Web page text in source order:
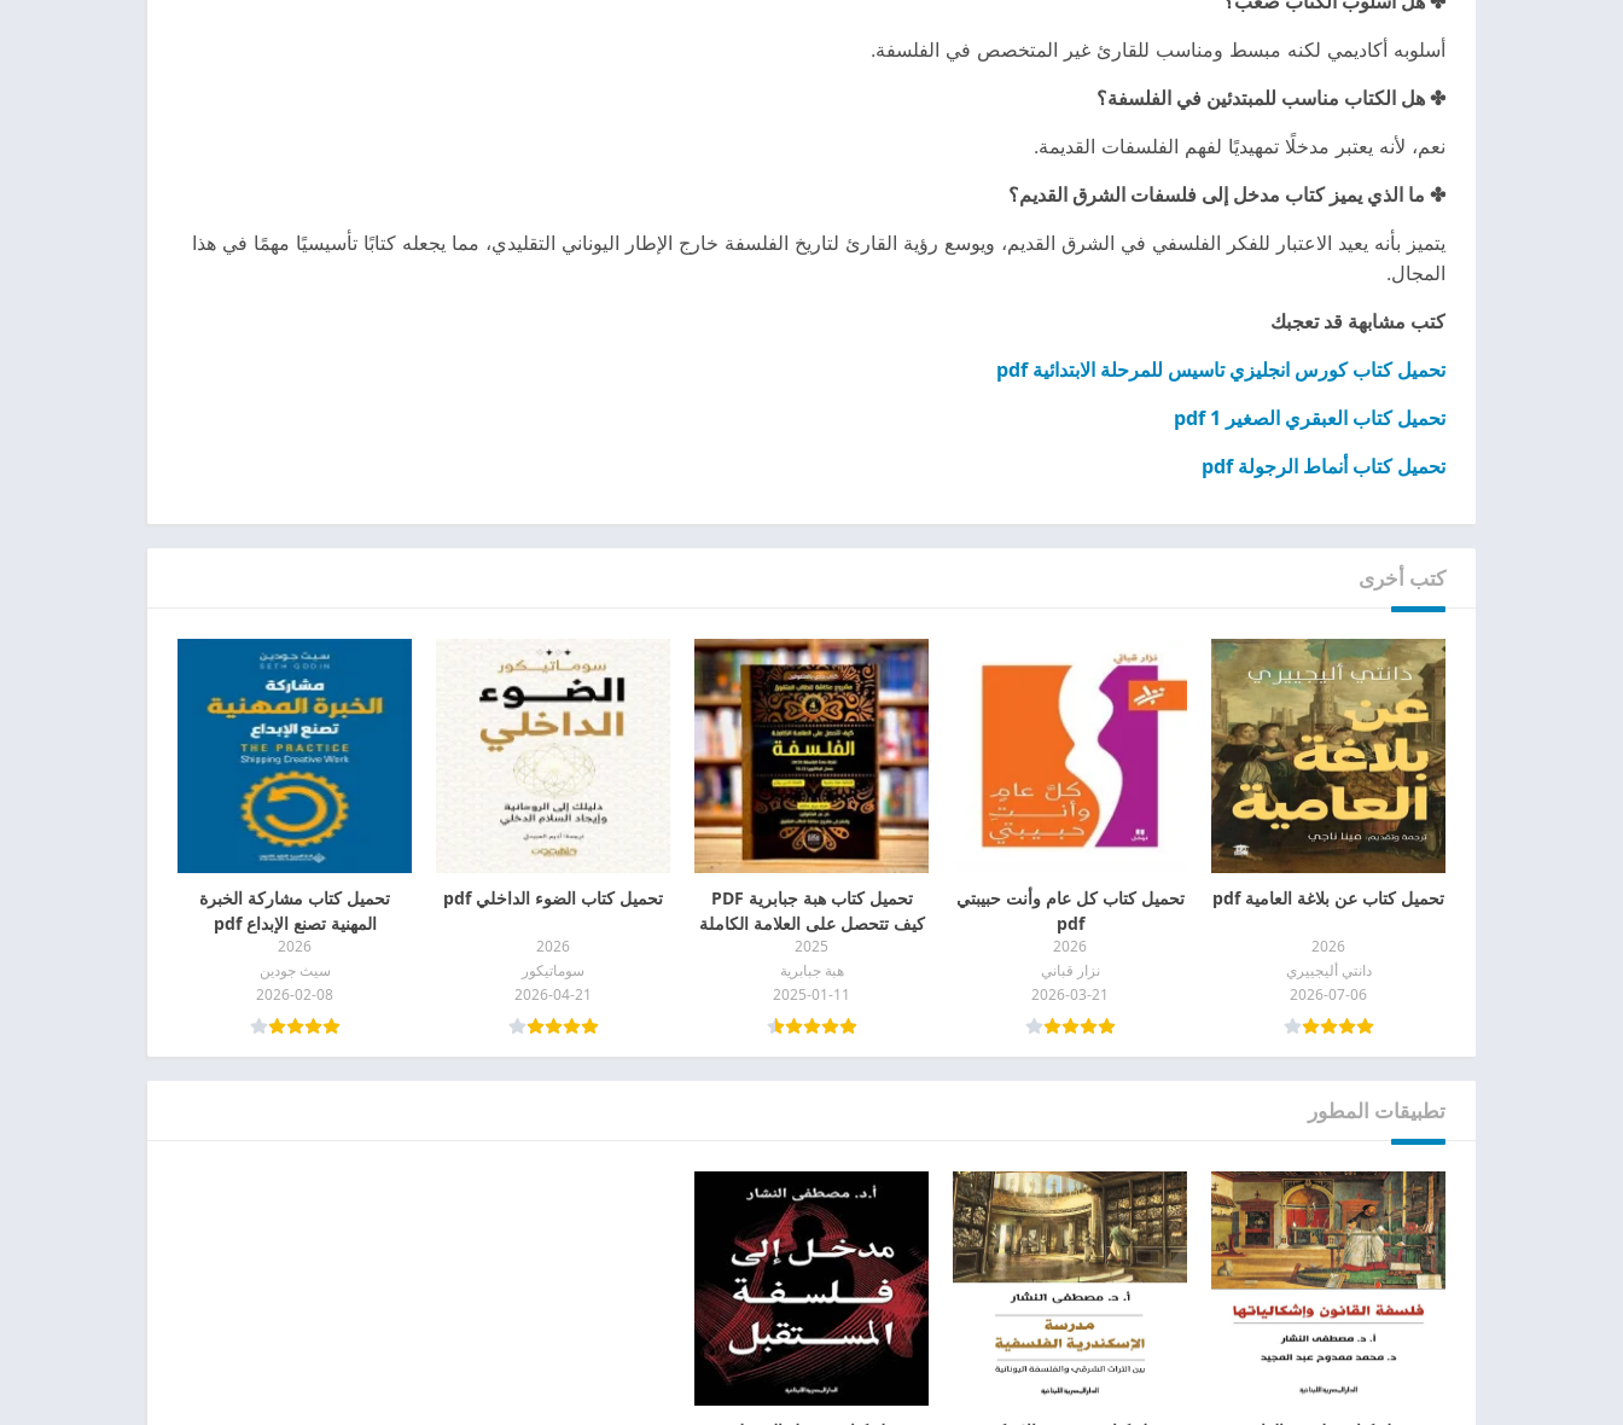
أسلوبه أكاديمي لكنه مبسط ومناسب للقارئ غير المتخصص في الفلسفة.
✤ هل الكتاب مناسب للمبتدئين في الفلسفة؟
نعم، لأنه يعتبر مدخلًا تمهيديًا لفهم الفلسفات القديمة.
✤ ما الذي يميز كتاب مدخل إلى فلسفات الشرق القديم؟
يتميز بأنه يعيد الاعتبار للفكر الفلسفي في الشرق القديم، ويوسع رؤية القارئ لتاريخ الفلسفة خارج الإطار اليوناني التقليدي، مما يجعله كتابًا تأسيسيًا مهمًا في هذا
المجال.
كتب مشابهة قد تعجبك
تحميل كتاب كورس انجليزي تاسيس للمرحلة الابتدائية pdf
تحميل كتاب العبقري الصغير 1 pdf
تحميل كتاب أنماط الرجولة pdf
كتب أخرى
تحميل كتاب عن بلاغة العامية pdf
2026
دانتي أليجييري
2026-07-06
تحميل كتاب كل عام وأنت حبيبتي
pdf
2026
نزار قباني
2026-03-21
تحميل كتاب هبة جبابرية PDF
كيف تتحصل على العلامة الكاملة
في الفلسفة
2025
هبة جبابرية
2025-01-11
تحميل كتاب الضوء الداخلي pdf
2026
سوماتيكور
2026-04-21
تحميل كتاب مشاركة الخبرة
المهنية تصنع الإبداع pdf
2026
سيث جودين
2026-02-08
تطبيقات المطور